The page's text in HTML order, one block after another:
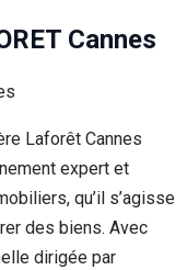
Cannes
Laforêt Cannes
expert et
qu’il s’agisse
des biens. Avec
dirigée par